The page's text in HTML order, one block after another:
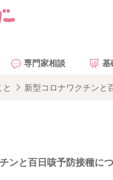
専門家相談 基
新型コロナワクチンと
ンと百日咳予防接種に